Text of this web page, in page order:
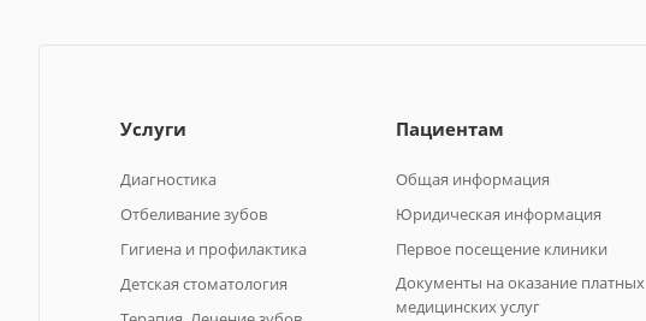
Услуги
Диагностика
Отбеливание зубов
Гигиена и профилактика
Детская стоматология
Пациентам
Общая информация
Юридическая информация
Первое посещение клиники
Документы на оказание платных
медицинских услуг